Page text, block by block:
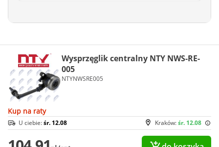
Wysprzęglik centralny NTY NWS-RE-
005
NTYNWSRE005
Kup na raty
Kraków:śr. 12.08
U ciebie:śr. 12.08